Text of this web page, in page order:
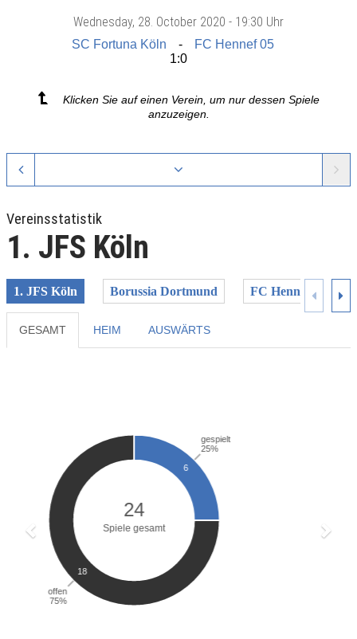
Wednesday, 28. October 2020 - 19:30 Uhr
SC Fortuna Köln
FC Hennef 05
1:0
Klicken Sie auf einen Verein, um nur dessen Spiele
anzuzeigen.
Vereinsstatistik
1. JFS Köln
1. JFS Köln Borussia Dortmund FC Hennef 05
GESAMT HEIM AUSWÄRTS